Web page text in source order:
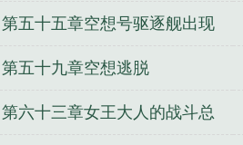
第五十五章空想号驱逐舰出现
第五十九章空想逃脱
第六十三章女王大人的战斗总